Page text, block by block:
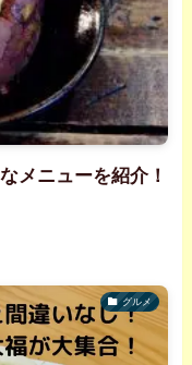
メニューを紹介！
グルメ